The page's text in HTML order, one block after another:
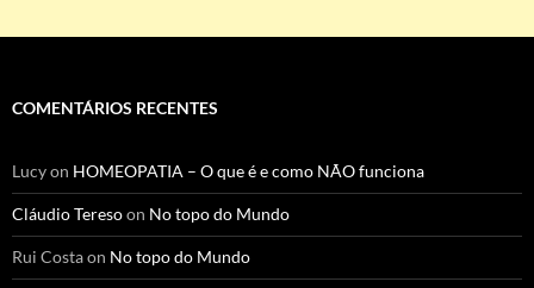
COMENTÁRIOS RECENTES
Lucyon HOMEOPATIA – O que é e como NÃO funciona
Cláudio Teresoon No topo do Mundo
Rui Costaon No topo do Mundo